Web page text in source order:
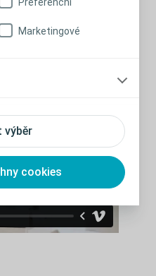
výběr
cookies
Marketingové